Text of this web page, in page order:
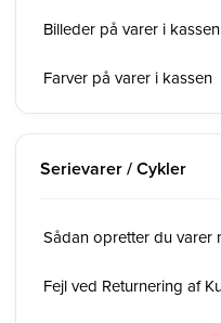
Billeder på varer i kassen
Farver på varer i kassen
Serievarer / Cykler
Sådan opretter du varer
Fejl ved Returnering af